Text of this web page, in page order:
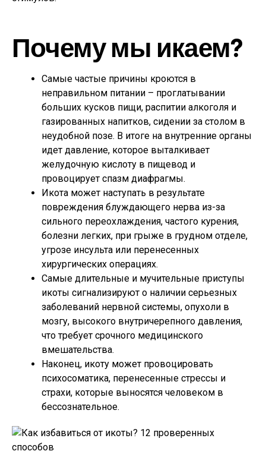
Почему мы икаем?
Самые частые причины кроются в
неправильном питании – проглатывании
больших кусков пищи, распитии алкоголя и
газированных напитков, сидении за столом в
неудобной позе. В итоге на внутренние органы
идет давление, которое выталкивает
желудочную кислоту в пищевод и
провоцирует спазм диафрагмы.
Икота может наступать в результате
повреждения блуждающего нерва из-за
сильного переохлаждения, частого курения,
болезни легких, при грыже в грудном отделе,
угрозе инсульта или перенесенных
хирургических операциях.
Самые длительные и мучительные приступы
икоты сигнализируют о наличии серьезных
заболеваний нервной системы, опухоли в
мозгу, высокого внутричерепного давления,
что требует срочного медицинского
вмешательства.
Наконец, икоту может провоцировать
психосоматика, перенесенные стрессы и
страхи, которые выносятся человеком в
бессознательное.